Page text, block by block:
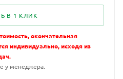
В 1 КЛИК
окончательная
индивидуально, исходя из
у менеджера.